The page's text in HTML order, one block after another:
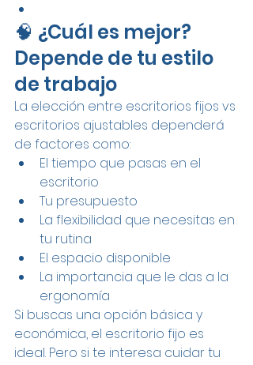
🧠 ¿Cuál es mejor?
Depende de tu estilo
de trabajo
La elección entre escritorios fijos vs
escritorios ajustables dependerá
de factores como:
El tiempo que pasas en el
escritorio
Tu presupuesto
La flexibilidad que necesitas en
tu rutina
El espacio disponible
La importancia que le das a la
ergonomía
Si buscas una opción básica y
económica, el escritorio fijo es
ideal. Pero si te interesa cuidar tu